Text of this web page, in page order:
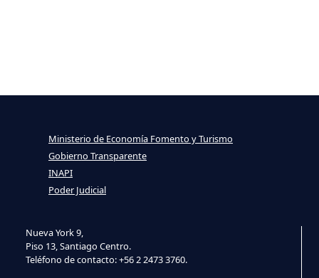
Nueva York 9,
Piso 13, Santiago Centro.
Teléfono de contacto: +56 2 2473 3760.
Ministerio de Economía Fomento y Turismo
Gobierno Transparente
INAPI
Poder Judicial